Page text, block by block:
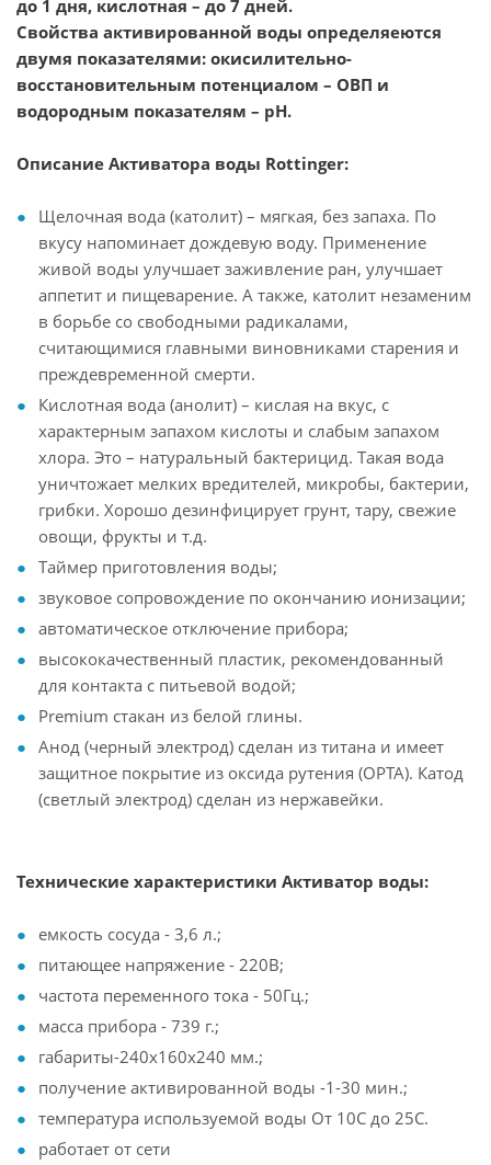
до 1 дня, кислотная – до 7 дней.
Свойства активированной воды определяеются
двумя показателями: окисилительно-
восстановительным потенциалом – ОВП и
водородным показателям – pH.
Описание Активатора воды Rottinger:
Щелочная вода (католит) – мягкая, без запаха. По
вкусу напоминает дождевую воду. Применение
живой воды улучшает заживление ран, улучшает
аппетит и пищеварение. А также, католит незаменим
в борьбе со свободными радикалами,
считающимися главными виновниками старения и
преждевременной смерти.
Кислотная вода (анолит) – кислая на вкус, с
характерным запахом кислоты и слабым запахом
хлора. Это – натуральный бактерицид. Такая вода
уничтожает мелких вредителей, микробы, бактерии,
грибки. Хорошо дезинфицирует грунт, тару, свежие
овощи, фрукты и т.д.
Таймер приготовления воды;
звуковое сопровождение по окончанию ионизации;
автоматическое отключение прибора;
высококачественный пластик, рекомендованный
для контакта с питьевой водой;
Premium стакан из белой глины.
Анод (черный электрод) сделан из титана и имеет
защитное покрытие из оксида рутения (ОРТА). Катод
(светлый электрод) сделан из нержавейки.
Технические характеристики Активатор воды:
емкость сосуда - 3,6 л.;
питающее напряжение - 220В;
частота переменного тока - 50Гц.;
масса прибора - 739 г.;
габариты-240х160х240 мм.;
получение активированной воды -1-30 мин.;
температура используемой воды От 10С до 25С.
работает от сети